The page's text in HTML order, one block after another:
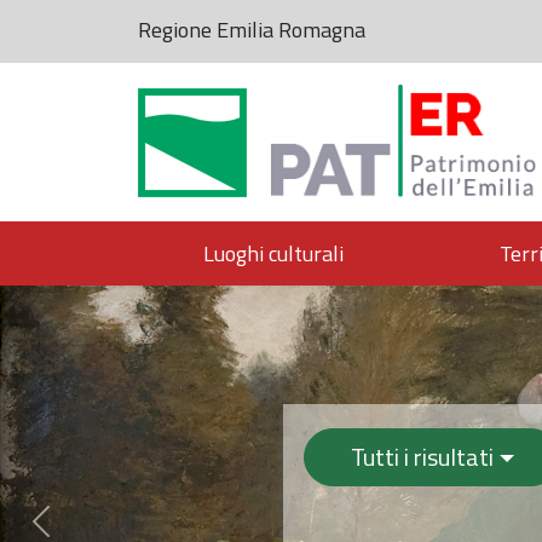
Regione Emilia Romagna
Luoghi culturali
Tutti i risultati
Previous